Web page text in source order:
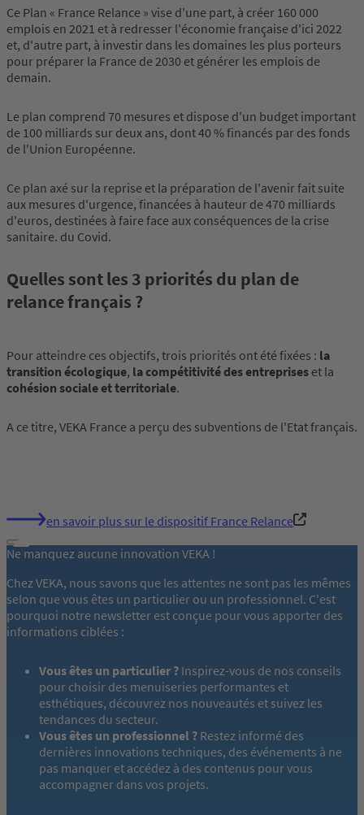
Ce Plan « France Relance » vise d'une part, à créer 160 000
emplois en 2021 et à redresser l'économie française d'ici 2022
et, d'autre part, à investir dans les domaines les plus porteurs
pour préparer la France de 2030 et générer les emplois de
demain.
Le plan comprend 70 mesures et dispose d'un budget important
de 100 milliards sur deux ans, dont 40 % financés par des fonds
de l'Union Européenne.
Ce plan axé sur la reprise et la préparation de l'avenir fait suite
aux mesures d'urgence, financées à hauteur de 470 milliards
d'euros, destinées à faire face aux conséquences de la crise
sanitaire. du Covid.
Quelles sont les 3 priorités du plan de
relance français ?
Pour atteindre ces objectifs, trois priorités ont été fixées : la
transition écologique, la compétitivité des entreprises et la
cohésion sociale et territoriale.
A ce titre, VEKA France a perçu des subventions de l'Etat français.
en savoir plus sur le dispositif France Relance
Ne manquez aucune innovation VEKA !
Chez VEKA, nous savons que les attentes ne sont pas les mêmes
selon que vous êtes un particulier ou un professionnel. C'est
pourquoi notre newsletter est conçue pour vous apporter des
informations ciblées :
Vous êtes un particulier ? Inspirez-vous de nos conseils
pour choisir des menuiseries performantes et
esthétiques, découvrez nos nouveautés et suivez les
tendances du secteur.
Vous êtes un professionnel ? Restez informé des
dernières innovations techniques, des événements à ne
pas manquer et accédez à des contenus pour vous
accompagner dans vos projets.